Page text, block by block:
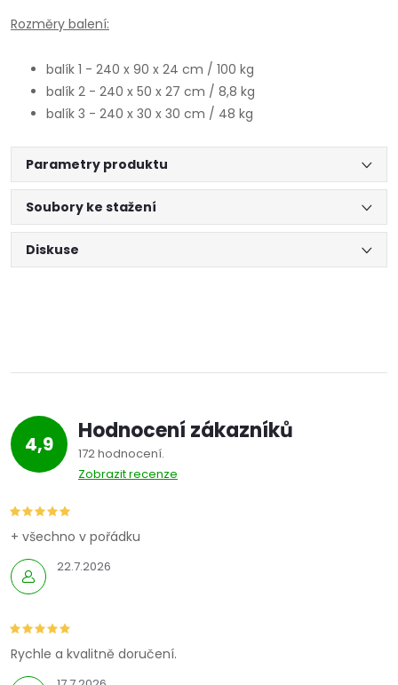
Rozměry balení:
balík 1 - 240 x 90 x 24 cm / 100 kg
balík 2 - 240 x 50 x 27 cm / 8,8 kg
balík 3 - 240 x 30 x 30 cm / 48 kg
Parametry produktu
Soubory ke stažení
Diskuse
4,9 Hodnocení zákazníků
172 hodnocení
Zobrazit recenze
22.7.2026
+ všechno v pořádku
Rychle a kvalitně doručení.